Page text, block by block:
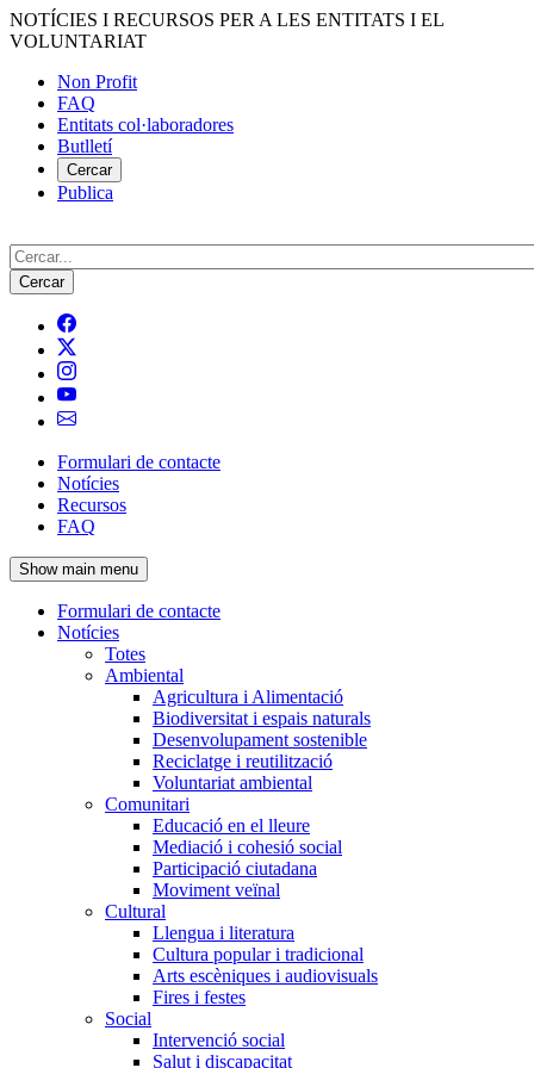
Vés
al
NOTÍCIES I RECURSOS PER A LES ENTITATS I EL
VOLUNTARIAT
Menú
del
compte
d'usuari
Non Profit
FAQ
Entitats col·laboradores
Butlletí
Cercar
Publica
Cerca
Navegació
principal
de
l'encapçalament
Formulari de contacte
Notícies
Recursos
FAQ
Show main menu
Navegació
principal
Formulari de contacte
Notícies
Totes
Ambiental
Agricultura i Alimentació
Biodiversitat i espais naturals
Desenvolupament sostenible
Reciclatge i reutilització
Voluntariat ambiental
Comunitari
Educació en el lleure
Mediació i cohesió social
Participació ciutadana
Moviment veïnal
Cultural
Llengua i literatura
Cultura popular i tradicional
Arts escèniques i audiovisuals
Fires i festes
Social
Intervenció social
Salut i discapacitat